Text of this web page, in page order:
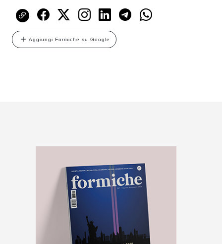
Aggiungi Formiche su Google